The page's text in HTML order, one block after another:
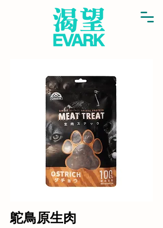
鴕鳥原生肉